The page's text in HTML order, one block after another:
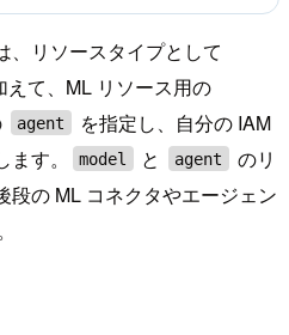
、リソースタイプとして
えて、ML リソース用の
agent
を指定し、自分の IAM
す。
model と agent
のリ
段の ML コネクタやエージェン